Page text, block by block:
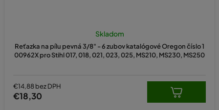
Reťazka na pílu pevná 3/8" - 6 zubov katalógové Oregon číslo 1
00962X pro Stihl 017, 018, 021, 023, 025, MS210, MS230, MS250
Skladom
€14,88 bez DPH
€18,30